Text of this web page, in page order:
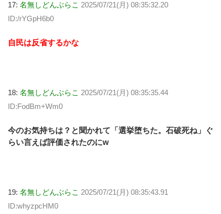
17: 名無しどんぶらこ 2025/07/21(月) 08:35:32.20
ID:/rYGpH6b0
自民は反省するかな
18: 名無しどんぶらこ 2025/07/21(月) 08:35:35.44
ID:FodBm+Wm0
今のお気持ちは？と聞かれて「選挙堕ちた。石破死ね」ぐ
らい言えば評価されたのにw
19: 名無しどんぶらこ 2025/07/21(月) 08:35:43.91
ID:whyzpcHM0